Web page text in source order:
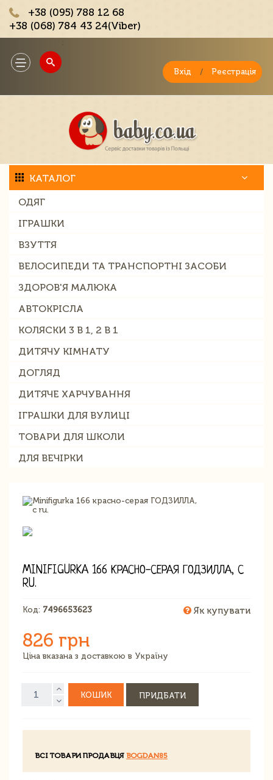
+38 (095) 788 12 68
+38 (068) 784 43 24(Viber)
Toggle
navigation
Вхід / Реєстрація
КАТАЛОГ
ОДЯГ
ІГРАШКИ
ВЗУТТЯ
ВЕЛОСИПЕДИ ТА ТРАНСПОРТНІ ЗАСОБИ
ЗДОРОВ'Я МАЛЮКА
АВТОКРІСЛА
КОЛЯСКИ 3 В 1, 2 В 1
ДИТЯЧУ КІМНАТУ
ДОГЛЯД
ДИТЯЧЕ ХАРЧУВАННЯ
ІГРАШКИ ДЛЯ ВУЛИЦІ
ТОВАРИ ДЛЯ ШКОЛИ
ДЛЯ ВЕЧІРКИ
MINIFIGURKA 166 КРАСНО-СЕРАЯ ГОДЗИЛЛА, С
RU.
Код: 7496653623 Як купувати
826 грн
Ціна вказана з доставкою в Україну
КОШИК ПРИДБАТИ
ВСІ ТОВАРИ ПРОДАВЦЯ BOGDAN85